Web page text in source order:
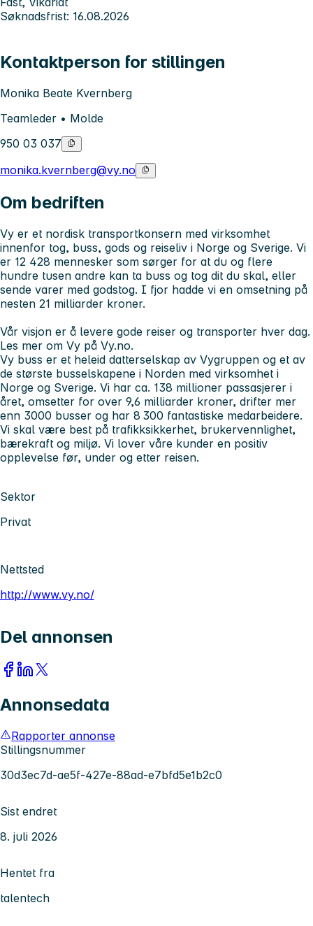
Søknadsfrist: 16.08.2026
Kontaktperson for stillingen
Monika Beate Kvernberg
Teamleder • Molde
950 03 037
monika.kvernberg@vy.no
Om bedriften
Vy er et nordisk transportkonsern med virksomhet
innenfor tog, buss, gods og reiseliv i Norge og Sverige. Vi
er 12 428 mennesker som sørger for at du og flere
hundre tusen andre kan ta buss og tog dit du skal, eller
sende varer med godstog. I fjor hadde vi en omsetning på
nesten 21 milliarder kroner.
Vår visjon er å levere gode reiser og transporter hver dag.
Les mer om Vy på Vy.no.
Vy buss er et heleid datterselskap av Vygruppen og et av
de største busselskapene i Norden med virksomhet i
Norge og Sverige. Vi har ca. 138 millioner passasjerer i
året, omsetter for over 9,6 milliarder kroner, drifter mer
enn 3000 busser og har 8 300 fantastiske medarbeidere.
Vi skal være best på trafikksikkerhet, brukervennlighet,
bærekraft og miljø. Vi lover våre kunder en positiv
opplevelse før, under og etter reisen.
Sektor
Privat
Nettsted
http://www.vy.no/
Del annonsen
Annonsedata
Rapporter annonse
Stillingsnummer
30d3ec7d-ae5f-427e-88ad-e7bfd5e1b2c0
Sist endret
8. juli 2026
Hentet fra
talentech